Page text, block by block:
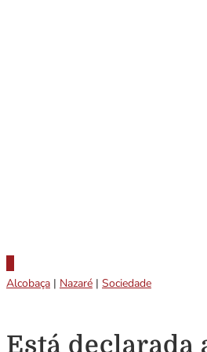
Alcobaça | Nazaré | Sociedade
Está declarada